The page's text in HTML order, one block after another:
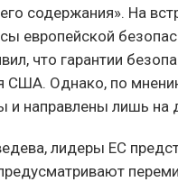
содержания». На
европейской
что гарантии
США. Однако, по
и направлены лишь
лидеры ЕС